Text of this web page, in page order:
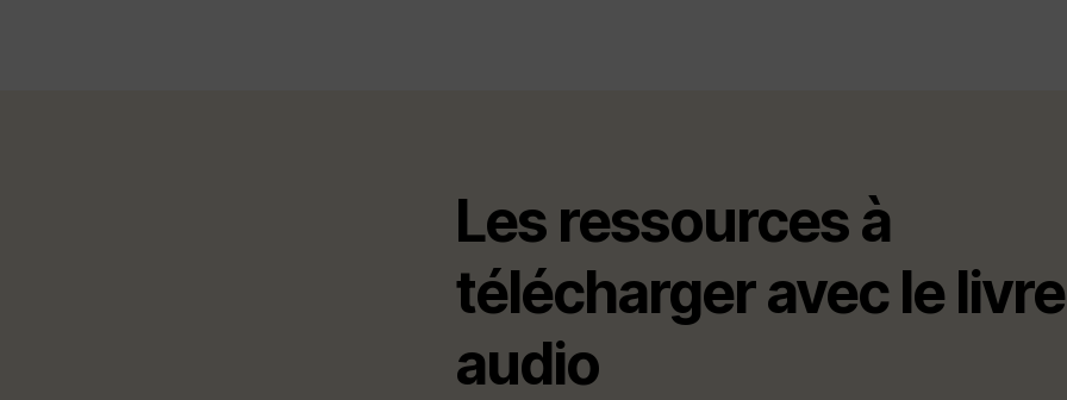
Les ressources à
télécharger avec le livre
audio